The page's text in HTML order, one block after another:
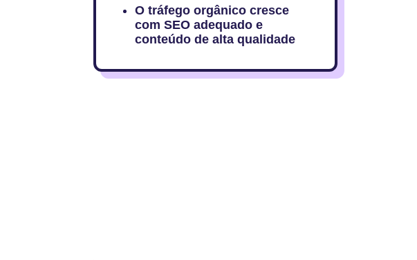
O tráfego orgânico cresce
com SEO adequado e
conteúdo de alta qualidade